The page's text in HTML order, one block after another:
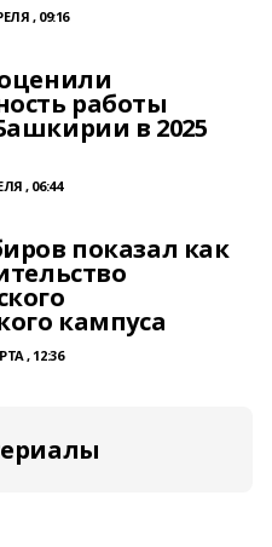
, 09:16
работы
в 2025
, 06:44
показал как
кампуса
, 12:36